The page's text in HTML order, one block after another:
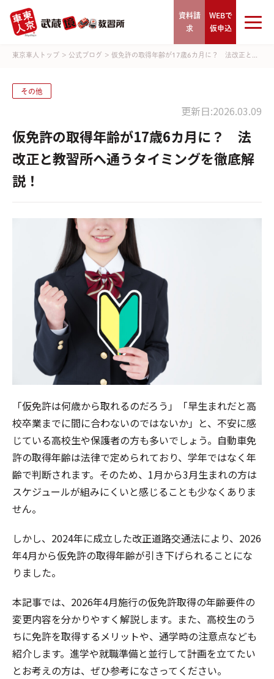
資料請
求
WEBで
仮申込
東京車人トップ > 公式ブログ > 仮免許の取得年齢が17歳6カ月に？ 法改正と...
その他
更新日:2026.03.09
仮免許の取得年齢が17歳6カ月に？ 法
改正と教習所へ通うタイミングを徹底解
説！
「仮免許は何歳から取れるのだろう」「早生まれだと高
校卒業までに間に合わないのではないか」と、不安に感
じている高校生や保護者の方も多いでしょう。自動車免
許の取得年齢は法律で定められており、学年ではなく年
齢で判断されます。そのため、1月から3月生まれの方は
スケジュールが組みにくいと感じることも少なくありま
せん。
しかし、2024年に成立した改正道路交通法により、2026
年4月から仮免許の取得年齢が引き下げられることにな
りました。
本記事では、2026年4月施行の仮免許取得の年齢要件の
変更内容を分かりやすく解説します。また、高校生のう
ちに免許を取得するメリットや、通学時の注意点なども
紹介します。進学や就職準備と並行して計画を立てたい
とお考えの方は、ぜひ参考になさってください。